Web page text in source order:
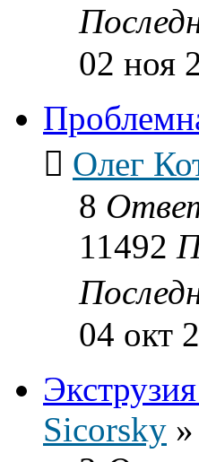
02 ноя
Олег
8
11492
04 окт
Sicorsky »